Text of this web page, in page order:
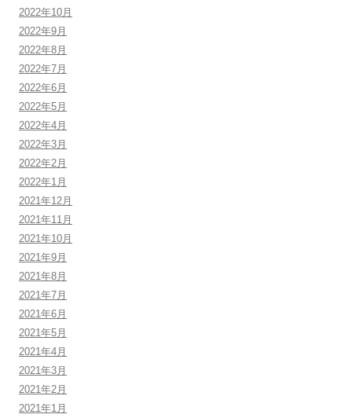
2022年10月
2022年9月
2022年8月
2022年7月
2022年6月
2022年5月
2022年4月
2022年3月
2022年2月
2022年1月
2021年12月
2021年11月
2021年10月
2021年9月
2021年8月
2021年7月
2021年6月
2021年5月
2021年4月
2021年3月
2021年2月
2021年1月